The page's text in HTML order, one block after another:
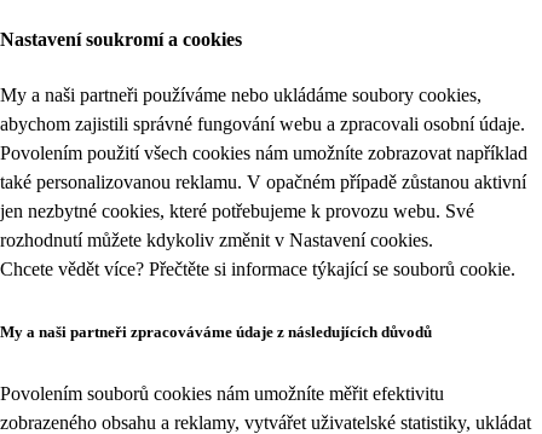
Nastavení soukromí a cookies
My a naši partneři používáme nebo ukládáme soubory cookies,
abychom zajistili správné fungování webu a zpracovali osobní údaje.
Povolením použití všech cookies nám umožníte zobrazovat například
také personalizovanou reklamu. V opačném případě zůstanou aktivní
jen nezbytné cookies, které potřebujeme k provozu webu. Své
rozhodnutí můžete kdykoliv změnit v Nastavení cookies.
Chcete vědět více? Přečtěte si informace týkající se souborů cookie.
My a naši partneři zpracováváme údaje z následujících důvodů
Povolením souborů cookies nám umožníte měřit efektivitu
zobrazeného obsahu a reklamy, vytvářet uživatelské statistiky, ukládat